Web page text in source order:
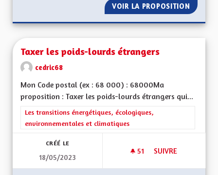
VOIR LA PROPOSITION
Taxer les poids-lourds étrangers
cedric68
Mon Code postal (ex : 68 000) : 68000Ma
proposition : Taxer les poids-lourds étrangers qui...
Filtrer les résultats de la catégorie : Les transitions
Les transitions énergétiques, écologiques,
environnementales et climatiques
CRÉÉ LE
18/05/2023
51 51 ABONNÉS
SUIVRE